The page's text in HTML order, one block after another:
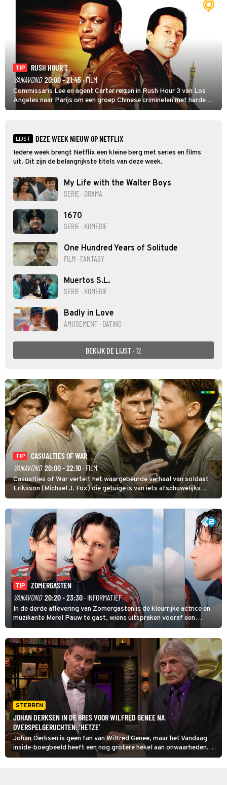
TIP
RUSH HOUR 3
VANAVOND 20:00 - 21:45· FILM
Commissaris Lee en agent Carter reizen in Rush Hour 3 van Los
Angeles naar Parijs om een groep Chinese criminelen met harde
hand aan te pakken.
LIJST DEZE WEEK NIEUW OP NETFLIX
Iedere week brengt Netflix een kleine berg met series en films
uit. Dit zijn de belangrijkste titels van deze week.
My Life with the Walter Boys
SERIE · DRAMA
1670
SERIE · KOMEDIE
One Hundred Years of Solitude
FILM · FANTASY
Muertos S.L.
SERIE · KOMEDIE
Badly in Love
AMUSEMENT · DATING
BEKIJK DE LIJST · 12
TIP
CASUALTIES OF WAR
VANAVOND 20:00 - 22:10· FILM
Casualties of War vertelt het waargebeurde verhaal van soldaat
Eriksson (Michael J. Fox) die getuige is van iets afschuwelijks
tijdens de Vietnamoorlog. Hij besluit uit de school te klappen.
TIP
ZOMERGASTEN
VANAVOND 20:20 - 23:30· INFORMATIEF
In de derde aflevering van Zomergasten is de kleurrijke actrice en
muzikante Merel Pauw te gast, wiens uitspraken vooraf een
boeiende avond beloven: 'Mijn ideale televisieavond is zoals mijn
identiteit: grenzeloos, absurd en vol angsten'.
STERREN
JOHAN DERKSEN IN DE BRES VOOR WILFRED GENEE NA
OVERSPELGERUCHTEN: ‘HETZE’
Johan Derksen is geen fan van Wilfred Genee, maar het Vandaag
inside-boegbeeld heeft een nog grotere hekel aan onwaarheden.
Volgens Derksen klopt er niets van de aanhoudende claims dat zijn